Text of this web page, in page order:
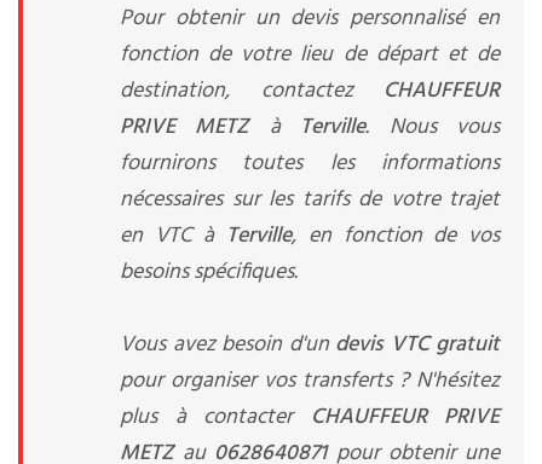
Pour obtenir un devis personnalisé en
fonction de votre lieu de départ et de
destination, contactez CHAUFFEUR
PRIVE METZ à Terville. Nous vous
fournirons toutes les informations
nécessaires sur les tarifs de votre trajet
en VTC à Terville, en fonction de vos
besoins spécifiques.
Vous avez besoin d'un devis VTC gratuit
pour organiser vos transferts ? N'hésitez
plus à contacter CHAUFFEUR PRIVE
METZ au 0628640871pour obtenir une